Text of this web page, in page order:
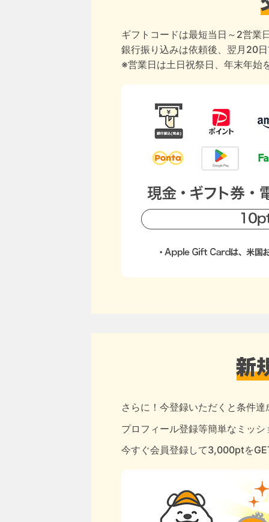
ギフトコードは最短当日～2営業
銀行振り込みは依頼後、翌月20
※営業日は土日祝祭日、年末年始
さらに！今登録いただくと条件達
プロフィール登録等簡単なミッ
今すぐ会員登録して3,000ptを